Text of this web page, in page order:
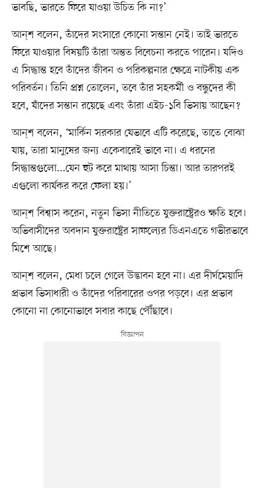
ভাবছি, ভারতে ফিরে যাওয়া উচিত কি না?’
আন্‌শ বলেন, তাঁদের সংসারে কোনো সন্তান নেই। তাই ভারতে
ফিরে যাওয়ার বিষয়টি তাঁরা অন্তত বিবেচনা করতে পারেন। যদিও
এ সিদ্ধান্ত হবে তাঁদের জীবন ও পরিকল্পনার ক্ষেত্রে নাটকীয় এক
পরিবর্তন। তিনি প্রশ্ন তোলেন, তবে তাঁর সহকর্মী ও বন্ধুদের কী
হবে, যাঁদের সন্তান রয়েছে এবং তাঁরা এইচ-১বি ভিসায় আছেন?
আন্‌শ বলেন, ‘মার্কিন সরকার যেভাবে এটি করেছে, তাতে বোঝা
যায়, তারা মানুষের জন্য একেবারেই ভাবে না। এ ধরনের
সিদ্ধান্তগুলো...যেন হুট করে মাথায় আসা চিন্তা। আর তারপরই
এগুলো কার্যকর করে ফেলা হয়।’
আন্‌শ বিশ্বাস করেন, নতুন ভিসা নীতিতে যুক্তরাষ্ট্রেরও ক্ষতি হবে।
অভিবাসীদের অবদান যুক্তরাষ্ট্রের সাফল্যের ডিএনএতে গভীরভাবে
মিশে আছে।
আন্‌শ বলেন, মেধা চলে গেলে উদ্ভাবন হবে না। এর দীর্ঘমেয়াদি
প্রভাব ভিসাধারী ও তাঁদের পরিবারের ওপর পড়বে। এর প্রভাব
কোনো না কোনোভাবে সবার কাছে পৌঁছাবে।